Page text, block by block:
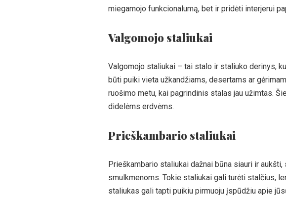
miegamojo funkcionalumą, bet ir pridėti interjerui
Valgomojo staliukai
Valgomojo staliukai – tai stalo ir staliuko derinys,
būti puiki vieta užkandžiams, desertams ar
ruošimo metu, kai pagrindinis stalas jau užimtas.
didelėms erdvėms.
Prieškambario staliukai
Prieškambario staliukai dažnai būna siauri ir
smulkmenoms. Tokie staliukai gali turėti stalčius,
staliukas gali tapti puikiu pirmuoju įspūdžiu apie